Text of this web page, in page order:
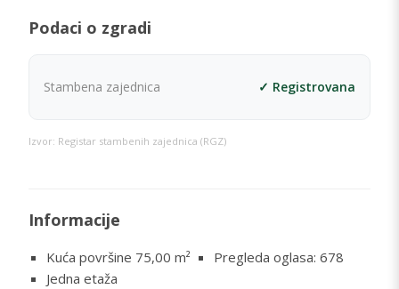
Podaci o zgradi
Stambena zajednica ✓ Registrovana
Izvor: Registar stambenih zajednica (RGZ)
Informacije
Kuća površine 75,00 m²
Jedna etaža
Pregleda oglasa: 678